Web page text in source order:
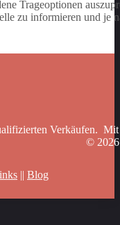
Trageoptionen
zu informieren und je
Verkäufen.
©
|| Blog